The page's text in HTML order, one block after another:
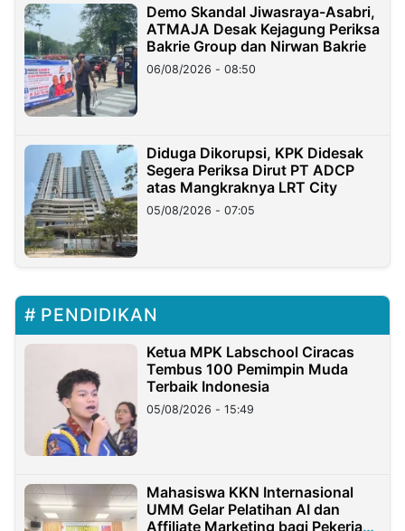
Demo Skandal Jiwasraya-Asabri,
ATMAJA Desak Kejagung Periksa
Bakrie Group dan Nirwan Bakrie
06/08/2026 - 08:50
Diduga Dikorupsi, KPK Didesak
Segera Periksa Dirut PT ADCP
atas Mangkraknya LRT City
05/08/2026 - 07:05
PENDIDIKAN
Ketua MPK Labschool Ciracas
Tembus 100 Pemimpin Muda
Terbaik Indonesia
05/08/2026 - 15:49
Mahasiswa KKN Internasional
UMM Gelar Pelatihan AI dan
Affiliate Marketing bagi Pekerja